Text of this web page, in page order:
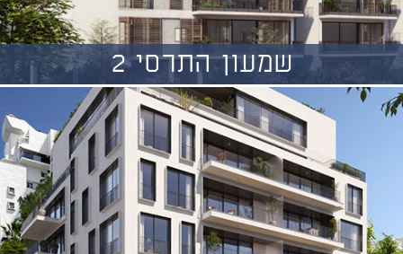
שמעון התרסי 2